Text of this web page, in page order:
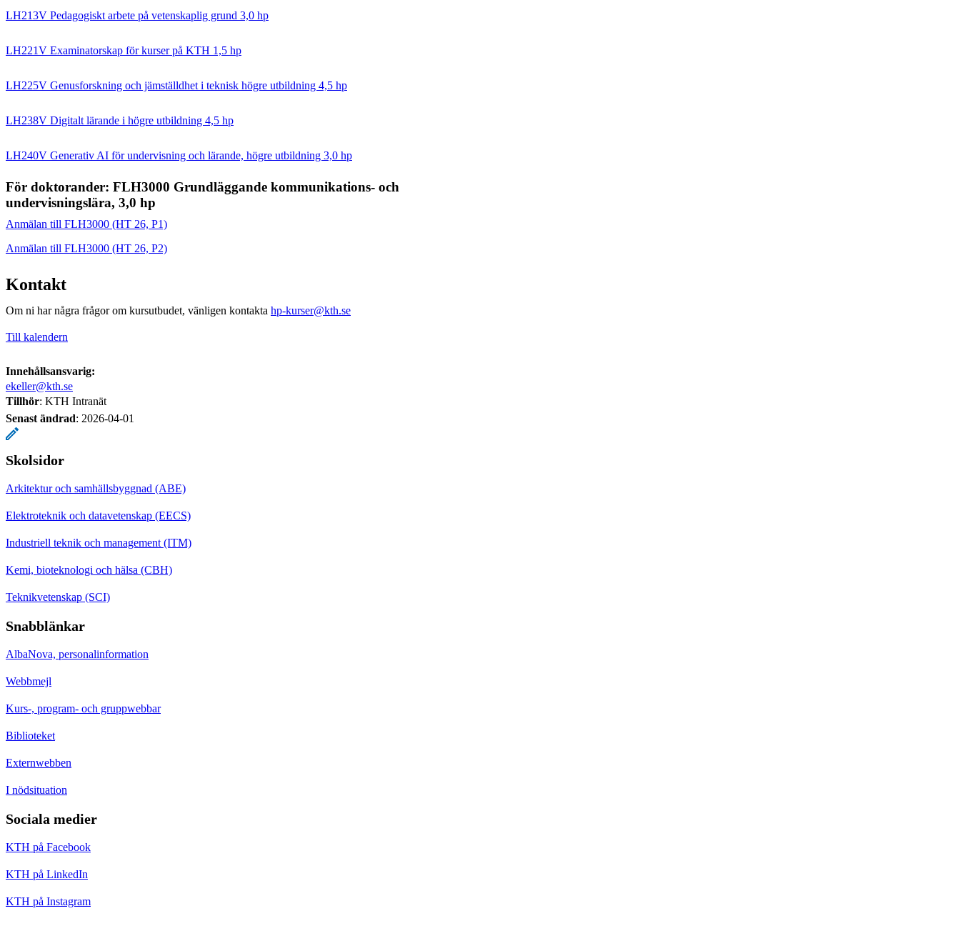
LH213V Pedagogiskt arbete på vetenskaplig grund 3,0 hp
LH221V Examinatorskap för kurser på KTH 1,5 hp
LH225V Genusforskning och jämställdhet i teknisk högre utbildning 4,5 hp
LH238V Digitalt lärande i högre utbildning 4,5 hp
LH240V Generativ AI för undervisning och lärande, högre utbildning 3,0 hp
För doktorander: FLH3000 Grundläggande kommunikations- och
undervisningslära, 3,0 hp
Anmälan till FLH3000 (HT 26, P1)
Anmälan till FLH3000 (HT 26, P2)
Kontakt
Om ni har några frågor om kursutbudet, vänligen kontakta hp-kurser@kth.se
Till kalendern
Innehållsansvarig:
ekeller@kth.se
Tillhör: KTH Intranät
Senast ändrad: 2026-04-01
Skolsidor
Arkitektur och samhällsbyggnad (ABE)
Elektroteknik och datavetenskap (EECS)
Industriell teknik och management (ITM)
Kemi, bioteknologi och hälsa (CBH)
Teknikvetenskap (SCI)
Snabblänkar
AlbaNova, personalinformation
Webbmejl
Kurs-, program- och gruppwebbar
Biblioteket
Externwebben
I nödsituation
Sociala medier
KTH på Facebook
KTH på LinkedIn
KTH på Instagram